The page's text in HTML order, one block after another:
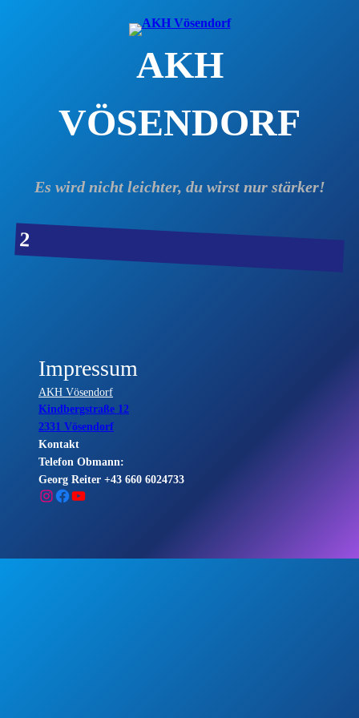
AKH
VÖSENDORF
Es wird nicht leichter, du wirst nur stärker!
2
Impressum
AKH Vösendorf
Kindbergstraße 12
2331 Vösendorf
Kontakt
Telefon Obmann:
Georg Reiter +43 660 6024733
Instagram
Facebook
YouTube